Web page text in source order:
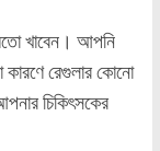
খাবেন। আপনি
রেগুলার কোনো
চিকিৎসকের